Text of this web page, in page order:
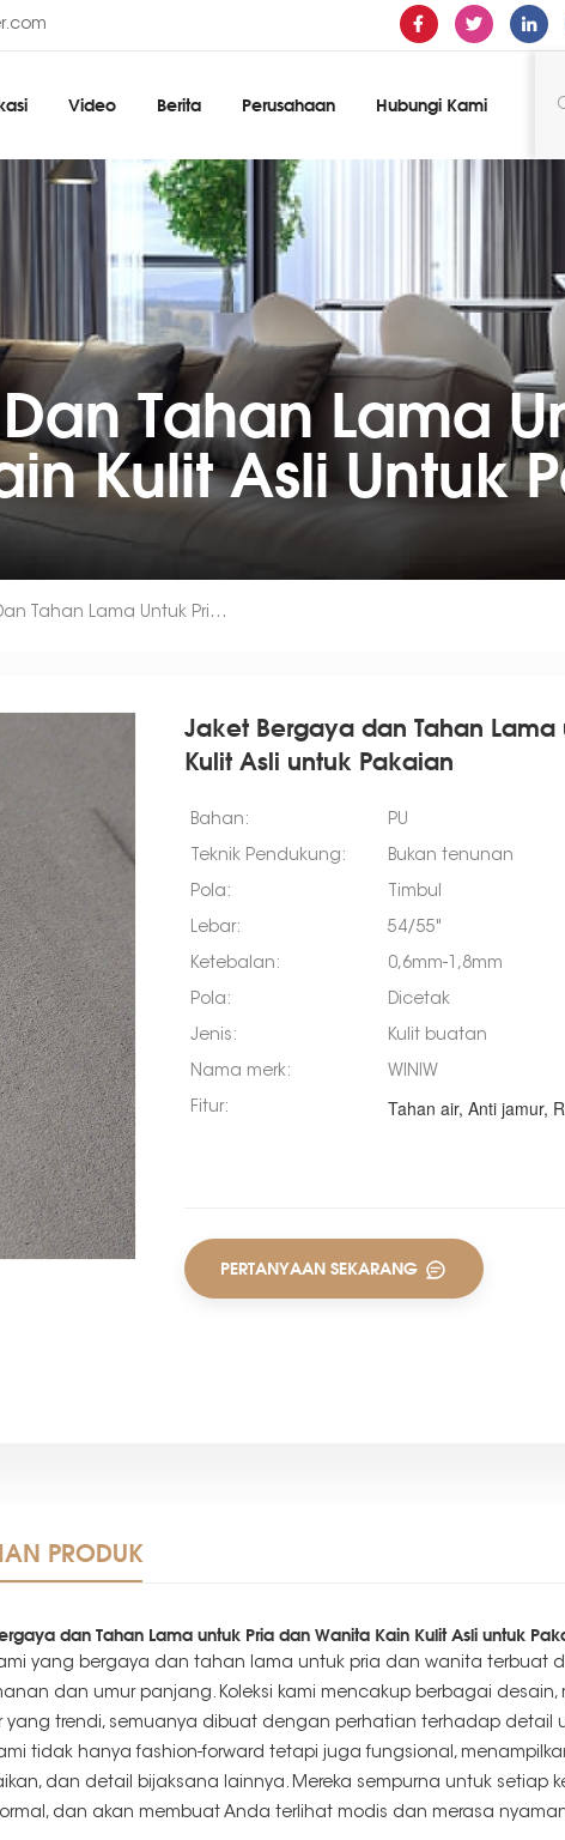
Video Berita Perusahaan Hubungi Kami
Tahan Lama
Kulit Asli Untuk
Jaket Bergaya Dan Tahan Lama Untuk Pria Dan Wanita Kain Kulit Asli Untuk Pakaian
Jaket Bergaya dan Tahan
Kulit Asli untuk Pakaian
Bahan: PU
Teknik Pendukung: Bukan tenunan
Pola: Timbul
Lebar: 54/55"
Ketebalan: 0,6mm-1,8mm
Pola: Dicetak
Jenis: Kulit buatan
Nama merk: WINIW
Fitur: Tahan air, Anti jamur,
PERTANYAAN SEKARANG
PRODUK
dan Tahan Lama untuk Pria dan Wanita Kain Kulit Asli untuk
yang bergaya dan tahan lama untuk pria dan wanita terbuat
dan umur panjang. Koleksi kami mencakup berbagai
yang trendi, semuanya dibuat dengan perhatian terhadap detail
tidak hanya fashion-forward tetapi juga fungsional,
dan detail bijaksana lainnya. Mereka sempurna untuk setiap
dan akan membuat Anda terlihat modis dan merasa